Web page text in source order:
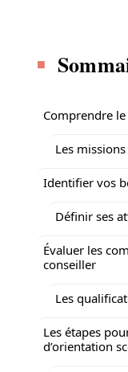
Comprendre
Les
Identifier vos
Définir ses
Évaluer les
conseiller
Les
Les étapes
d’orientation